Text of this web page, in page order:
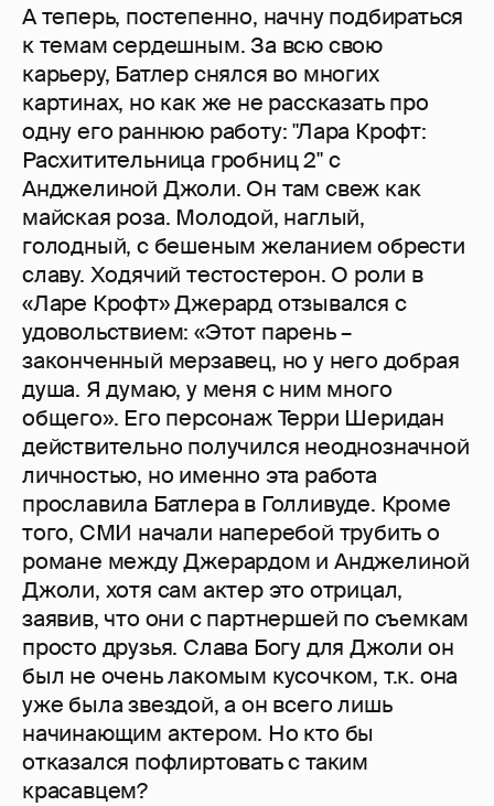
А теперь, постепенно, начну подбираться
к темам сердешным. За всю свою
карьеру, Батлер снялся во многих
картинах, но как же не рассказать про
одну его раннюю работу: "Лара Крофт:
Расхитительница гробниц 2" с
Анджелиной Джоли. Он там свеж как
майская роза. Молодой, наглый,
голодный, с бешеным желанием обрести
славу. Ходячий тестостерон. О роли в
«Ларе Крофт» Джерард отзывался с
удовольствием: «Этот парень –
законченный мерзавец, но у него добрая
душа. Я думаю, у меня с ним много
общего». Его персонаж Терри Шеридан
действительно получился неоднозначной
личностью, но именно эта работа
прославила Батлера в Голливуде. Кроме
того, СМИ начали наперебой трубить о
романе между Джерардом и Анджелиной
Джоли, хотя сам актер это отрицал,
заявив, что они с партнершей по съемкам
просто друзья. Слава Богу для Джоли он
был не очень лакомым кусочком, т.к. она
уже была звездой, а он всего лишь
начинающим актером. Но кто бы
отказался пофлиртовать с таким
красавцем?